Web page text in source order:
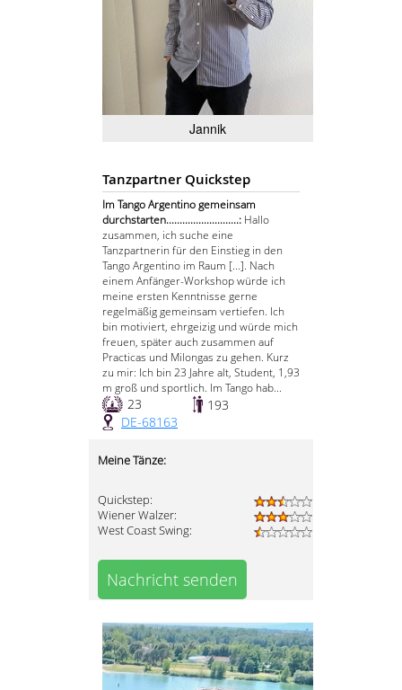
Jannik
Tanzpartner Quickstep
Im Tango Argentino gemeinsam
durchstarten...........................: Hallo
zusammen, ich suche eine
Tanzpartnerin für den Einstieg in den
Tango Argentino im Raum [...]. Nach
einem Anfänger-Workshop würde ich
meine ersten Kenntnisse gerne
regelmäßig gemeinsam vertiefen. Ich
bin motiviert, ehrgeizig und würde mich
freuen, später auch zusammen auf
Practicas und Milongas zu gehen. Kurz
zu mir: Ich bin 23 Jahre alt, Student, 1,93
m groß und sportlich. Im Tango hab...
23
193
DE-68163
Meine Tänze:
Quickstep:
Wiener Walzer:
West Coast Swing:
Nachricht senden